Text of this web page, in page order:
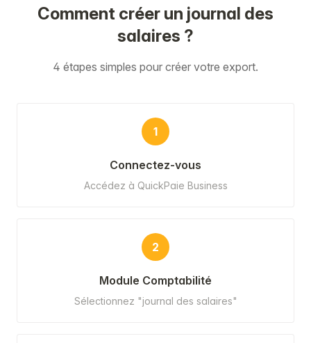
Comment créer un journal des
salaires ?
4 étapes simples pour créer votre export.
1
Connectez-vous
Accédez à QuickPaie Business
2
Module Comptabilité
Sélectionnez "journal des salaires"